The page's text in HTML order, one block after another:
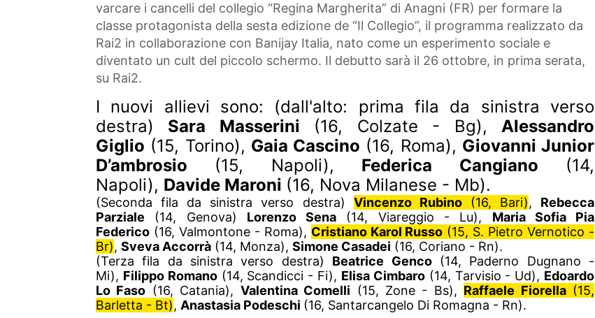
varcare i cancelli del collegio “Regina Margherita” di Anagni (FR) per formare la
classe protagonista della sesta edizione de “Il Collegio”, il programma realizzato da
Rai2 in collaborazione con Banijay Italia, nato come un esperimento sociale e
diventato un cult del piccolo schermo. Il debutto sarà il 26 ottobre, in prima serata,
su Rai2.
I nuovi allievi sono: (dall'alto: prima fila da sinistra verso
destra)
Sara Masserini (16, Colzate - Bg),
Alessandro
Giglio (15, Torino), Gaia Cascino (16, Roma), Giovanni Junior
D’ambrosio
(15, Napoli), Federica Cangiano
(14,
Napoli), Davide Maroni (16, Nova Milanese - Mb).
(Seconda fila da sinistra verso destra) Vincenzo Rubino(16, Bari), Rebecca
Parziale (14, Genova) Lorenzo Sena (14, Viareggio - Lu), Maria Sofia Pia
Federico (16, Valmontone - Roma), Cristiano Karol Russo (15, S. Pietro Vernotico -
Br), Sveva Accorrà (14, Monza), Simone Casadei (16, Coriano - Rn).
(Terza fila da sinistra verso destra) Beatrice Genco(14, Paderno Dugnano -
Mi), Filippo Romano(14, Scandicci - Fi), Elisa Cimbaro(14, Tarvisio - Ud), Edoardo
Lo Faso (16, Catania), Valentina Comelli (15, Zone - Bs), Raffaele Fiorella(15,
Barletta - Bt), Anastasia Podeschi (16, Santarcangelo Di Romagna - Rn).